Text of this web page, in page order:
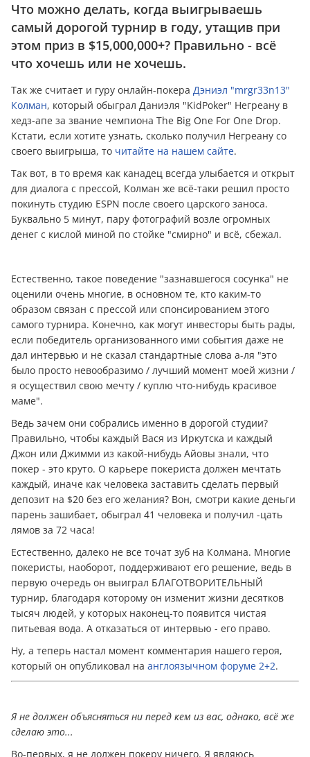
Что можно делать, когда выигрываешь
самый дорогой турнир в году, утащив при
этом приз в $15,000,000+? Правильно - всё
что хочешь или не хочешь.
Так же считает и гуру онлайн-покера Дэниэл "mrgr33n13"
Колман, который обыграл Даниэля "KidPoker" Негреану в
хедз-апе за звание чемпиона The Big One For One Drop.
Кстати, если хотите узнать, сколько получил Негреану со
своего выигрыша, то читайте на нашем сайте.
Так вот, в то время как канадец всегда улыбается и открыт
для диалога с прессой, Колман же всё-таки решил просто
покинуть студию ESPN после своего царского заноса.
Буквально 5 минут, пару фотографий возле огромных
дeнeг с кислой миной по стойке "смирно" и всё, сбежал.
Естественно, такое поведение "зазнавшегося сосунка" не
оценили очень многие, в основном те, кто каким-то
образом связан с прессой или спонсированием этого
самого турнира. Конечно, как могут инвесторы быть рады,
если победитель организованного ими события даже не
дал интервью и не сказал стандартные слова а-ля "это
было просто невообразимо / лучший момент моей жизни /
я осуществил свою мечту / куплю что-нибудь красивое
маме".
Ведь зачем они собрались именно в дорогой студии?
Правильно, чтобы каждый Вася из Иркутска и каждый
Джон или Джимми из какой-нибудь Айовы знали, что
покер - это круто. О карьере покериста должен мечтать
каждый, иначе как человека заставить сделать первый
депозит на $20 без его желания? Вон, смотри какие дeньги
парень зашибает, обыграл 41 человека и получил -цать
лямов за 72 часа!
Естественно, далеко не все точат зуб на Колмана. Многие
покеристы, наоборот, поддерживают его решение, ведь в
первую очередь он выиграл БЛАГОТВОРИТЕЛЬНЫЙ
турнир, благодаря которому он изменит жизни десятков
тысяч людей, у которых наконец-то появится чистая
питьевая вода. А отказаться от интервью - его право.
Ну, а теперь настал момент комментария нашего героя,
который он опубликовал на англоязычном форуме 2+2.
Я не должен объясняться ни перед кем из вас, однако, всё же
сделаю это...
Во-первых, я не должен покеру ничего. Я являюсь